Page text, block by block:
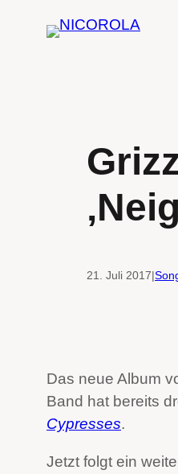
21. Juli 2017|
Das neue Album
Band hat bereits
Cypresses.
Jetzt folgt ein